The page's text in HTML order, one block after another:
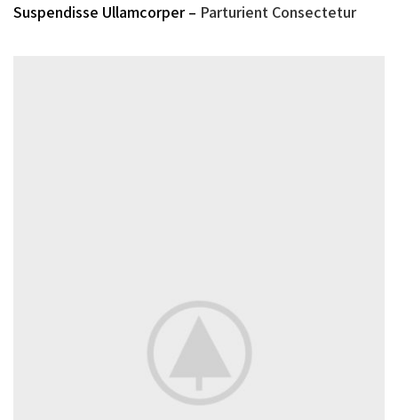
Suspendisse Ullamcorper – Parturient Consectetur